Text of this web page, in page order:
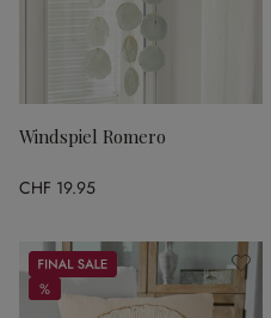
Windspiel Romero
CHF 19.95
Sale
%
%